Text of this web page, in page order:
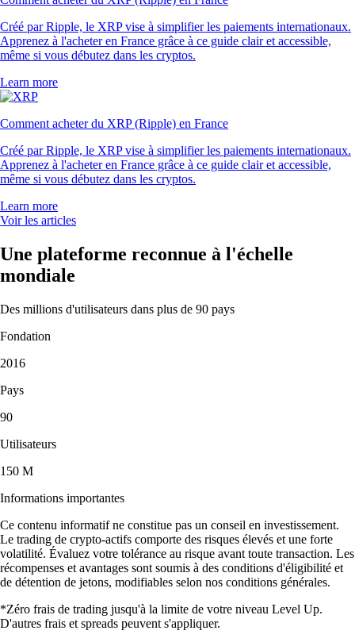
Créé par Ripple, le XRP vise à simplifier les paiements internationaux.
Apprenez à l'acheter en France grâce à ce guide clair et accessible,
même si vous débutez dans les cryptos.
Learn more
Comment acheter du XRP (Ripple) en France
Créé par Ripple, le XRP vise à simplifier les paiements internationaux.
Apprenez à l'acheter en France grâce à ce guide clair et accessible,
même si vous débutez dans les cryptos.
Learn more
Voir les articles
Une plateforme reconnue à l'échelle
mondiale
Des millions d'utilisateurs dans plus de 90 pays
Fondation
2016
Pays
90
Utilisateurs
150 M
Informations importantes
Ce contenu informatif ne constitue pas un conseil en investissement.
Le trading de crypto-actifs comporte des risques élevés et une forte
volatilité. Évaluez votre tolérance au risque avant toute transaction. Les
récompenses et avantages sont soumis à des conditions d'éligibilité et
de détention de jetons, modifiables selon nos conditions générales.
*Zéro frais de trading jusqu'à la limite de votre niveau Level Up.
D'autres frais et spreads peuvent s'appliquer.